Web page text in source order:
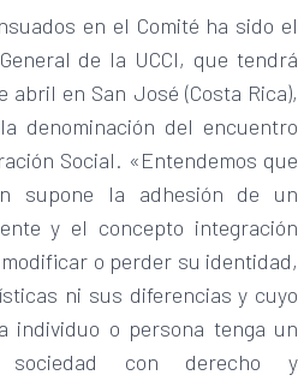
en el Comité ha sido el
de la UCCI, que tendrá
abril en San José (Costa Rica),
denominación del encuentro
Social. «Entendemos que
supone la adhesión de un
y el concepto integración
o perder su identidad,
ni sus diferencias y cuyo
individuo o persona tenga un
con derecho y